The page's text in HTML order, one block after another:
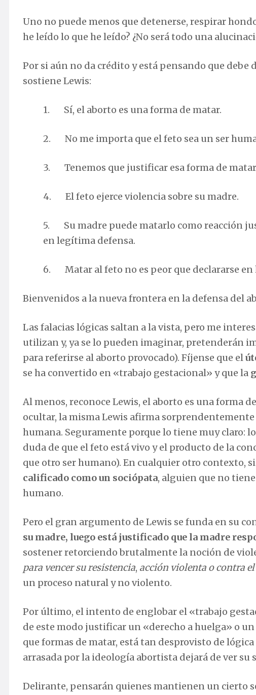
Uno no puede menos que detenerse, respirar
he leído lo que he leído? ¿No será todo una
Por si aún no da crédito y está pensando que
sostiene Lewis:
1. Sí, el aborto es una forma de matar.
2. No me importa que el feto sea un ser
3. Tenemos que justificar esa forma de
4. El feto ejerce violencia sobre su madre.
5. Su madre puede matarlo como reacción
en legítima defensa.
6. Matar al feto no es peor que declararse en
Bienvenidos a la nueva frontera en la defensa del
Las falacias lógicas saltan a la vista, pero me
utilizan y, ya se lo pueden imaginar, pretenderán
para referirse al aborto provocado). Fíjense que el
se ha convertido en «trabajo gestacional» y que la
Al menos, reconoce Lewis, el aborto es una forma
ocultar, la misma Lewis afirma
humana. Seguramente porque lo tiene muy claro:
duda de que el feto está vivo y el producto de la
que otro ser humano). En cualquier otro contexto,
calificado como un sociópata, alguien que no
humano.
Pero el gran argumento de Lewis se funda en su
su madre, luego está justificado que la madre
sostener retorciendo brutalmente la noción de
para vencer su resistencia, acción violenta o contra
un proceso natural y no violento.
Por último, el intento de englobar el «trabajo
de este modo justificar un «derecho a huelga» o
que formas de matar, está tan desprovisto de
arrasada por la ideología abortista dejará de ver su
Delirante, pensarán quienes mantienen un cierto